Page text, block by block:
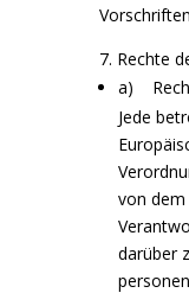
7. Rechte
a)
Jede
von
darüber